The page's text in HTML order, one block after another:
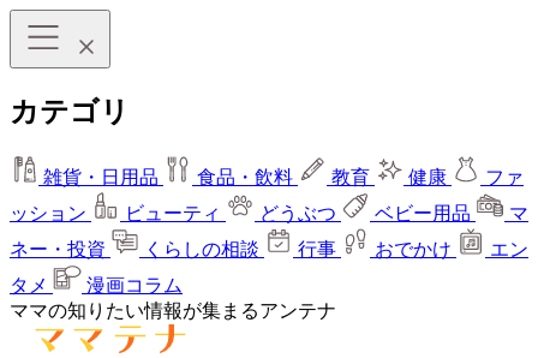
カテゴリ
雑貨・日用品 食品・飲料 教育 健康
ファ
ッション
ビューティ どうぶつ ベビー用品
マ
ネー・投資
くらしの相談 行事 おでかけ
エン
タメ
漫画コラム
ママの知りたい情報が集まるアンテナ